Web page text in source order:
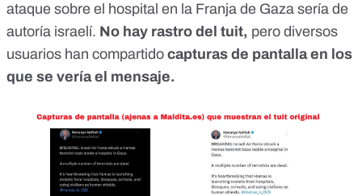
ataque sobre el hospital en la Franja de Gaza sería de
autoría israelí. No hay rastro del tuit, pero diversos
usuarios han compartido capturas de pantalla en los
que se vería el mensaje.